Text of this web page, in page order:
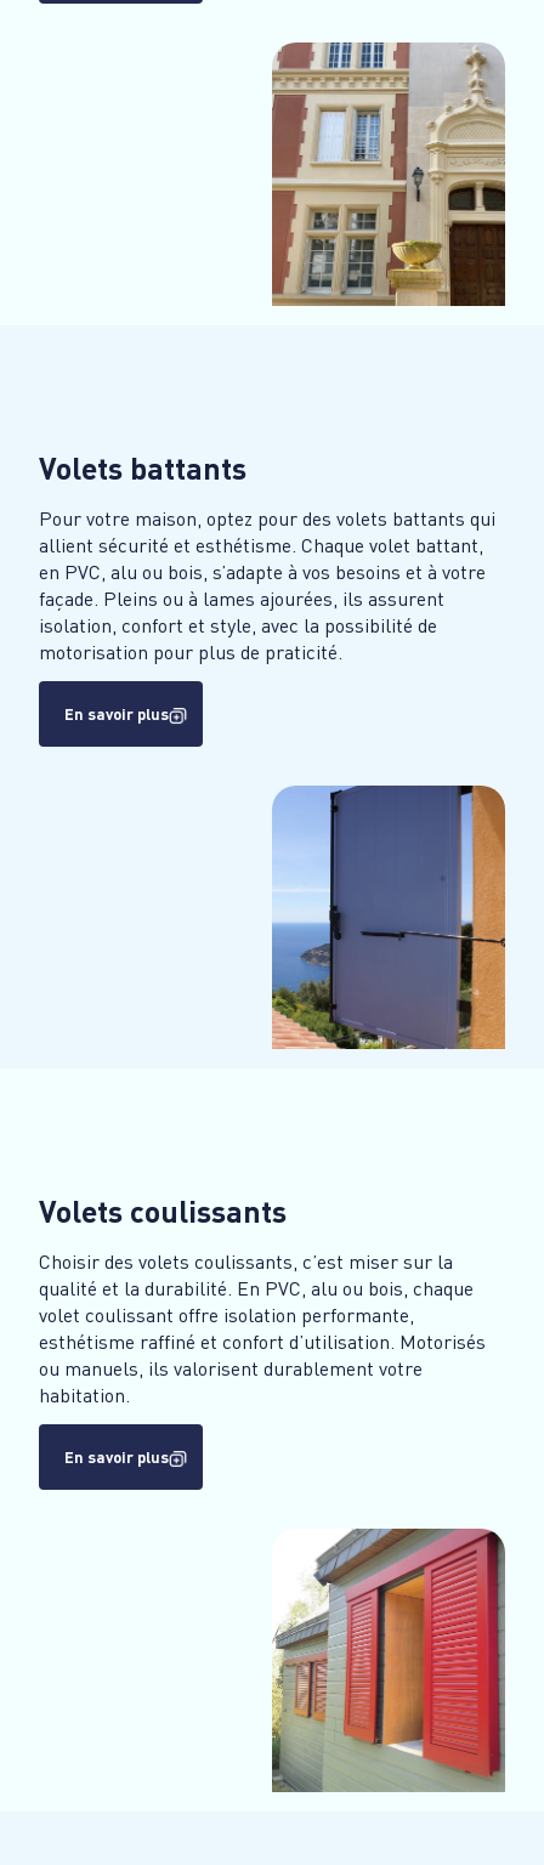
Volets battants
Pour votre maison, optez pour des volets battants qui
allient sécurité et esthétisme. Chaque volet battant,
en PVC, alu ou bois, s’adapte à vos besoins et à votre
façade. Pleins ou à lames ajourées, ils assurent
isolation, confort et style, avec la possibilité de
motorisation pour plus de praticité.
En savoir plus
Volets coulissants
Choisir des volets coulissants, c’est miser sur la
qualité et la durabilité. En PVC, alu ou bois, chaque
volet coulissant offre isolation performante,
esthétisme raffiné et confort d’utilisation. Motorisés
ou manuels, ils valorisent durablement votre
habitation.
En savoir plus